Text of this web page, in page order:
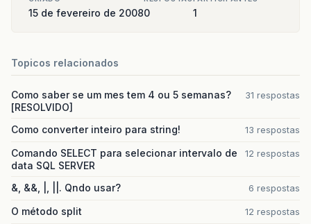
15 de fevereiro de 20080 1
Topicos relacionados
Como saber se um mes tem 4 ou 5 semanas?
[RESOLVIDO]
31 respostas
Como converter inteiro para string! 13 respostas
Comando SELECT para selecionar intervalo de
data SQL SERVER
12 respostas
&, &&, |, ||. Qndo usar? 6 respostas
O método split 12 respostas